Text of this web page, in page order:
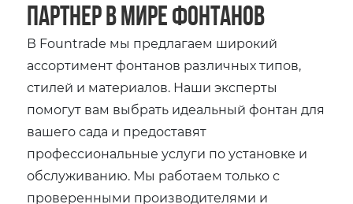
партнер в мире фонтанов
В Fountrade мы предлагаем широкий
ассортимент фонтанов различных типов‚
стилей и материалов. Наши эксперты
помогут вам выбрать идеальный фонтан для
вашего сада и предоставят
профессиональные услуги по установке и
обслуживанию. Мы работаем только с
проверенными производителями и